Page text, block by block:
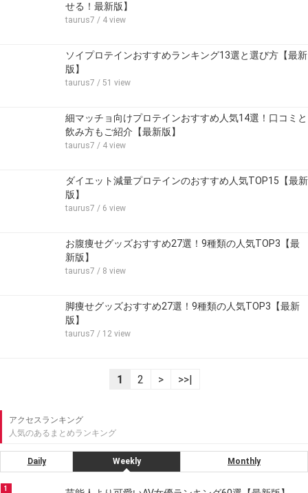
せる！最新版】
taurus7 / 4 view
ソイプロテインおすすめランキング13選と選び方【最新
版】
taurus7 / 51 view
細マッチョ向けプロテインおすすめ人気14選！口コミと
飲み方もご紹介【最新版】
taurus7 / 4 view
ダイエット減量プロテインのおすすめ人気TOP15【最新
版】
taurus7 / 6 view
お腹痩せグッズおすすめ27選！9種類の人気TOP3【最
新版】
taurus7 / 8 view
脚痩せグッズおすすめ27選！9種類の人気TOP3【最新
版】
taurus7 / 12 view
1 2 > >>|
アクセスランキング
人気のあるまとめランキング
Daily Weekly Monthly
1